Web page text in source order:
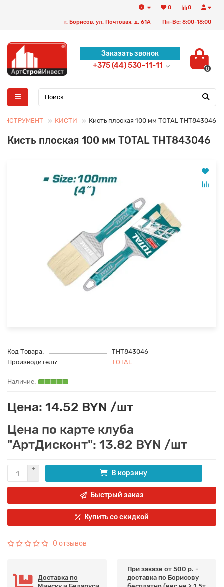
0
0
г. Борисов, ул. Почтовая, д. 61А Пн-Вс: 8:00-18:00
Заказать звонок
+375 (44) 530-11-11 0
КИСТИ Кисть плоская 100 мм TOTAL THT843046
Кисть плоская 100 мм TOTAL THT843046
Код Товара:
THT843046
Производитель:
TOTAL
Цена: 14.52 BYN /шт
Цена по карте клуба
"АртДисконт": 13.82 BYN /шт
В корзину
Быстрый заказ
Купить со скидкой
0 отзывов
Доставка по
При заказе от 500 р. -
доставка по Борисову